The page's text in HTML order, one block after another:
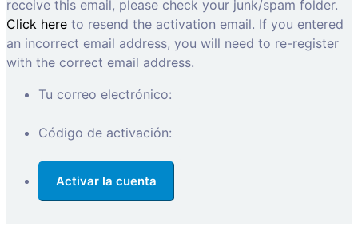
receive this email, please check your junk/spam folder.
Click here to resend the activation email. If you entered
an incorrect email address, you will need to re-register
with the correct email address.
Tu correo electrónico:
Código de activación: